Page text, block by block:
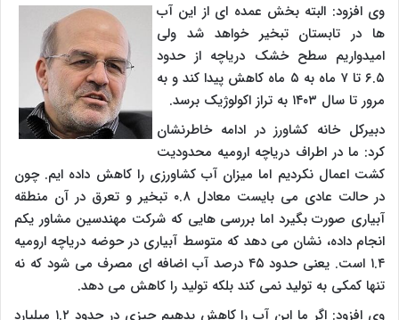
وی افزود: البته بخش عمده ای از این آب
ها در تابستان تبخیر خواهد شد ولی
امیدواریم سطح خشک دریاچه از حدود
۶.۵ تا ۷ ماه به ۵ ماه کاهش پیدا کند و به
مرور تا سال ۱۴۰۳ به تراز اکولوژیک برسد.
دبیرکل خانه کشاورز در ادامه خاطرنشان
کرد: ما در اطراف دریاچه ارومیه محدودیت
کشت اعمال نکردیم اما میزان آب کشاورزی را کاهش داده ایم. چون
در حالت عادی می بایست معادل ۰.۸ تبخیر و تعرق در آن منطقه
آبیاری صورت بگیرد اما بررسی هایی که شرکت مهندسین مشاور یکم
انجام داده، نشان می دهد که متوسط آبیاری در حوضه دریاچه ارومیه
۱.۴ است. یعنی حدود ۴۵ درصد آب اضافه ای مصرف می شود که نه
تنها کمکی به تولید نمی کند بلکه تولید را کاهش می دهد.